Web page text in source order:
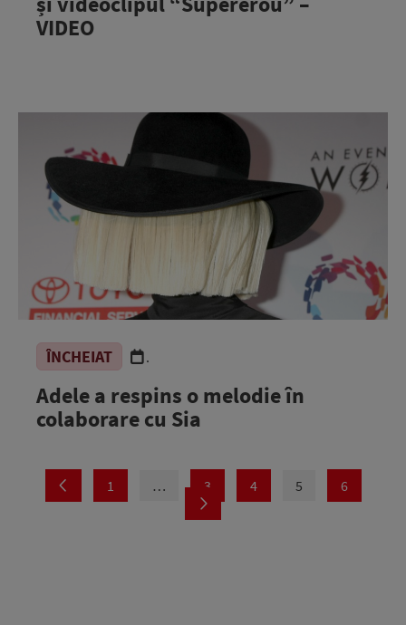
VIDEO
ÎNCHEIAT .
Adele a respins o melodie în
colaborare cu Sia
1 … 3 4 5 6